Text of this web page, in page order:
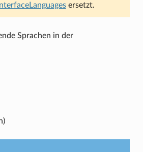
ersetzt.
Sprachen in der